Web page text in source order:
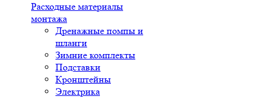
Расходные материалы
монтажа
Дренажные помпы и
шланги
Зимние комплекты
Подставки
Кронштейны
Электрика